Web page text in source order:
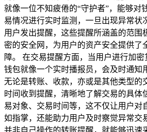
就像一位不知疲倦的“守护者”，能够对
易情况进行实时监测，一旦出现异常状
用户发出提醒，这些提醒所涵盖的范围
密的安全网，为用户的资产安全提供了
障。 在交易提醒方面，当用户进行加密
钱包就像一个实时播报员，会及时通知
无论是转账、收款，亦或是其他类型的
时间收到提醒，清晰地了解交易的具体
易对象、交易时间等，这不仅让用户对
如指掌，还能助力用户及时察觉异常交
并非自己操作的转账提醒，就能够迅速